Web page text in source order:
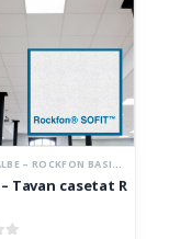
(12 buc/4,32
TAVANE ALBE – ROCKFON BASIC,
Tavan casetat